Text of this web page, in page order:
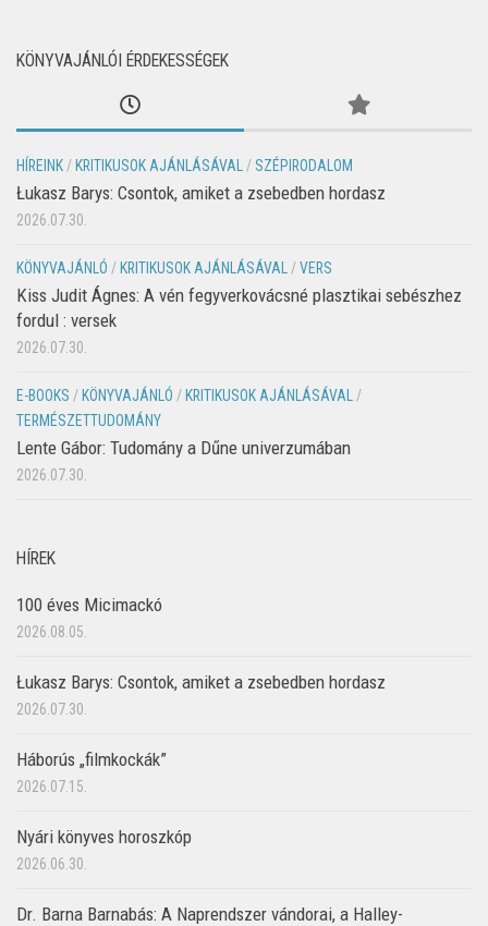
KÖNYVAJÁNLÓI ÉRDEKESSÉGEK
HÍREINK / KRITIKUSOK AJÁNLÁSÁVAL / SZÉPIRODALOM
Łukasz Barys: Csontok, amiket a zsebedben hordasz
2026.07.30.
KÖNYVAJÁNLÓ / KRITIKUSOK AJÁNLÁSÁVAL /VERS
Kiss Judit Ágnes: A vén fegyverkovácsné plasztikai sebészhez
fordul : versek
2026.07.30.
E-BOOKS / KÖNYVAJÁNLÓ / KRITIKUSOK AJÁNLÁSÁVAL
/
TERMÉSZETTUDOMÁNY
Lente Gábor: Tudomány a Dűne univerzumában
2026.07.30.
HÍREK
100 éves Micimackó
2026.08.05.
Łukasz Barys: Csontok, amiket a zsebedben hordasz
2026.07.30.
Háborús „filmkockák”
2026.07.15.
Nyári könyves horoszkóp
2026.06.30.
Dr. Barna Barnabás: A Naprendszer vándorai, a Halley-